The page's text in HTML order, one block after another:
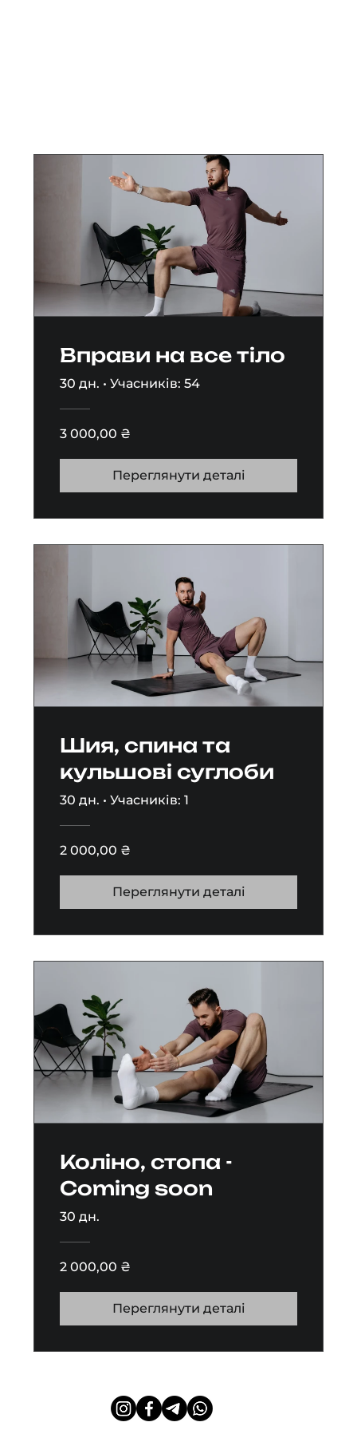
Вправи на все тіло
30 дн. •Учасників: 54
3 000,00 ₴
Переглянути деталі
Шия, спина та
кульшові суглоби
30 дн. •Учасників: 1
2 000,00 ₴
Переглянути деталі
Коліно, стопа -
Coming soon
30 дн.
2 000,00 ₴
Переглянути деталі